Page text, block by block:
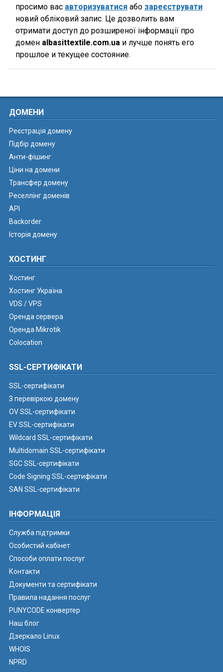
просимо вас авторизуватися або зареєструвати
новий обліковий запис. Це дозволить вам
отримати доступ до розширеної інформації про
домен albasittextile.com.ua и лучше понять его
прошлое и текущее состояние.
ДОМЕНИ
Реєстрація домену
Підбір домену
Анти-фішинг
Ціни на домени
Трансфер домену
Реселлінг доменів
API
Backorder
Історія домену
ХОСТИНГ
Хостинг
Хостинг Україна
VDS / VPS
Оренда сервера
Оренда Mikrotik
Colocation
SSL-СЕРТИФІКАТИ
SSL-сертифікати
З перевіркою домену
OV SSL-сертифікати
EV SSL-сертифікати
Wildcard SSL-сертифікати
Multidomain SSL-сертифікати
SGC SSL-сертифікати
Code Signing SSL-сертифікати
SAN SSL-сертифікати
ІНФОРМАЦІЯ
Служба підтримки
Особистий кабінет
Способи оплати послуг
Контакти
Документи та сертифікати
Правила надання послуг
PUNYCODE конвертер
Наш блог
Дзеркало Linux
WHOIS
NPRD